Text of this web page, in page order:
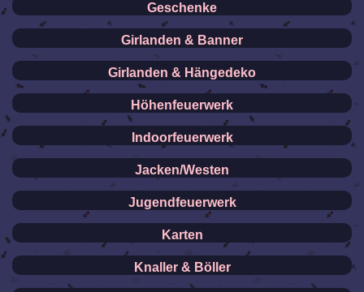
Geschenke
Girlanden & Banner
Girlanden & Hängedeko
Höhenfeuerwerk
Indoorfeuerwerk
Jacken/Westen
Jugendfeuerwerk
Karten
Knaller & Böller